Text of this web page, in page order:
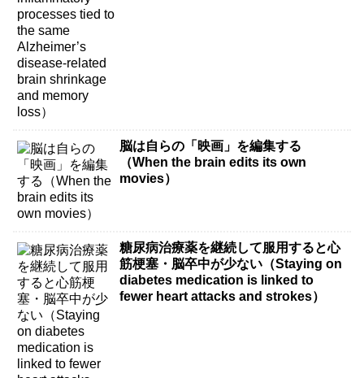
脳は自らの「映画」を編集する
（When the brain edits its own
movies）
糖尿病治療薬を継続して服用すると心
筋梗塞・脳卒中が少ない（Staying on
diabetes medication is linked to
fewer heart attacks and strokes）